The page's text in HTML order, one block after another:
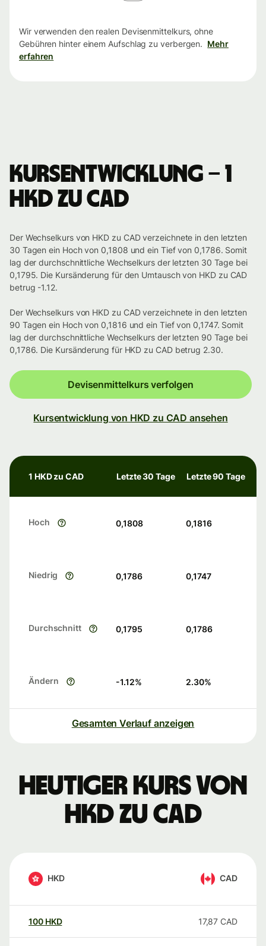
Wir verwenden den realen Devisenmittelkurs, ohne
Gebühren hinter einem Aufschlag zu verbergen. Mehr
erfahren
Kursentwicklung – 1
HKD zu CAD
Der Wechselkurs von HKD zu CAD verzeichnete in den letzten
30 Tagen ein Hoch von 0,1808 und ein Tief von 0,1786. Somit
lag der durchschnittliche Wechselkurs der letzten 30 Tage bei
0,1795. Die Kursänderung für den Umtausch von HKD zu CAD
betrug -1.12.
Der Wechselkurs von HKD zu CAD verzeichnete in den letzten
90 Tagen ein Hoch von 0,1816 und ein Tief von 0,1747. Somit
lag der durchschnittliche Wechselkurs der letzten 90 Tage bei
0,1786. Die Kursänderung für HKD zu CAD betrug 2.30.
Devisenmittelkurs verfolgen
Kursentwicklung von HKD zu CAD ansehen
1 HKD zu CAD Letzte 30 Tage Letzte 90 Tage
Hoch 0,1808 0,1816
Niedrig 0,1786 0,1747
Durchschnitt 0,1795 0,1786
Ändern -1.12% 2.30%
Gesamten Verlauf anzeigen
Heutiger Kurs von
HKD zu CAD
HKD CAD
100 HKD 17,87 CAD